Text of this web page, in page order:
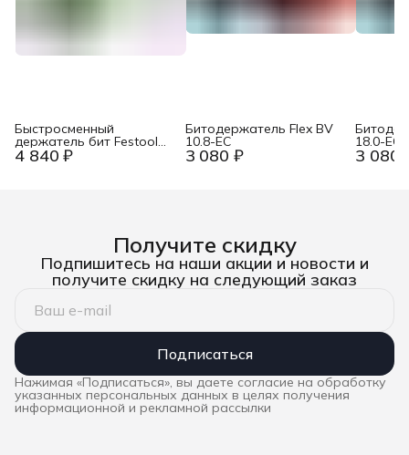
4 840 ₽
Быстросменный
держатель бит Festool
BHS 60 CE 3 080 ₽
Битодержатель Flex BV
10.8-EC
3 080
18.0-EC
Получите скидку
Подпишитесь на наши акции и новости и
получите скидку на следующий заказ
Подписаться
Нажимая «Подписаться», вы даете согласие на обработку
указанных персональных данных в целях получения
информационной и рекламной рассылки